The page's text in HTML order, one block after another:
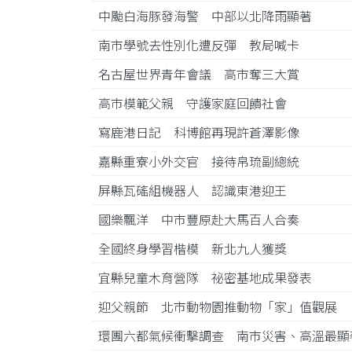
中颱白海豚發海警 中部以北降雨顯著
南市學號去性別化遭反彈 教局喊卡
名古屋世界青年會議 高市奪三大賞
高市模範父親 守護家庭回饋社會
寫鹿港日記 科博館再現許蒼澤影像
嘉縣重寮小外交官 接待帛琉副總統
屏縣瓦磘組機器人 認識東港迎王
國樂飄洋 中市豐原赴大馬百人合奏
全國終身學習楷模 新北九人獲獎
宜縣兒童木育營隊 祕密基地成果發表
迎父親節 北市動物園推動物「家」值觀展
環團六都氣候衝擊調查 南市災害、高溫最